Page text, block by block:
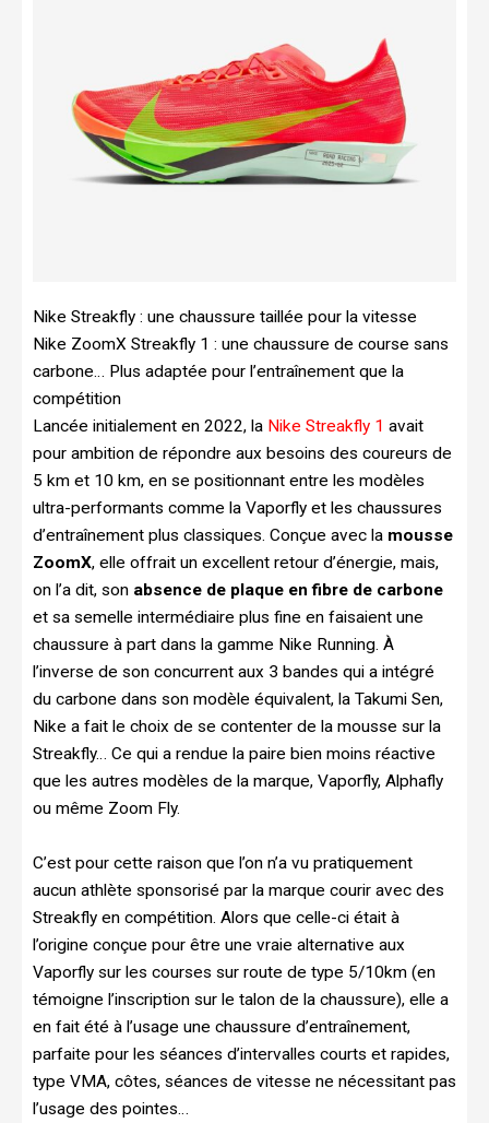
Nike Streakfly : une chaussure taillée pour la vitesse
Nike ZoomX Streakfly 1 : une chaussure de course sans
carbone… Plus adaptée pour l’entraînement que la
compétition
Lancée initialement en 2022, la Nike Streakfly 1 avait
pour ambition de répondre aux besoins des coureurs de
5 km et 10 km, en se positionnant entre les modèles
ultra-performants comme la Vaporfly et les chaussures
d’entraînement plus classiques. Conçue avec la mousse
ZoomX, elle offrait un excellent retour d’énergie, mais,
on l’a dit, son absence de plaque en fibre de carbone
et sa semelle intermédiaire plus fine en faisaient une
chaussure à part dans la gamme Nike Running. À
l’inverse de son concurrent aux 3 bandes qui a intégré
du carbone dans son modèle équivalent, la Takumi Sen,
Nike a fait le choix de se contenter de la mousse sur la
Streakfly… Ce qui a rendue la paire bien moins réactive
que les autres modèles de la marque, Vaporfly, Alphafly
ou même Zoom Fly.
C’est pour cette raison que l’on n’a vu pratiquement
aucun athlète sponsorisé par la marque courir avec des
Streakfly en compétition. Alors que celle-ci était à
l’origine conçue pour être une vraie alternative aux
Vaporfly sur les courses sur route de type 5/10km (en
témoigne l’inscription sur le talon de la chaussure), elle a
en fait été à l’usage une chaussure d’entraînement,
parfaite pour les séances d’intervalles courts et rapides,
type VMA, côtes, séances de vitesse ne nécessitant pas
l’usage des pointes…